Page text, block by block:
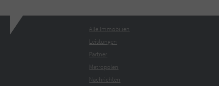
Alle Immobilien
Leistungen
Partner
Metropolen
Nachrichten